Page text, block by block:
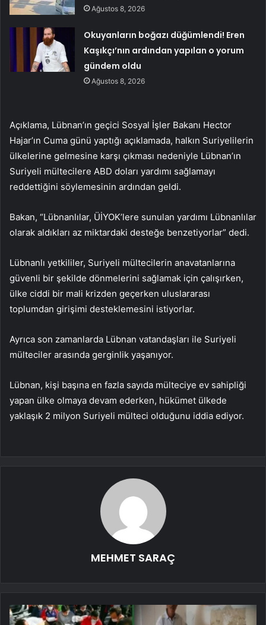
Ağustos 8, 2026
Okuyanların boğazı düğümlendi! Eren
Kaşıkçı’nın ardından yapılan o yorum
gündem oldu
Ağustos 8, 2026
Açıklama, Lübnan’ın geçici Sosyal İşler Bakanı Hector
Hajar’ın Cuma günü yaptığı açıklamada, halkın Suriyelilerin
ülkelerine gelmesine karşı çıkması nedeniyle Lübnan’ın
Suriyeli mültecilere ABD doları yardımı sağlamayı
reddettiğini söylemesinin ardından geldi.
Bakan, “Lübnanlılar, ÜİYOK’lere sunulan yardımı Lübnanlılar
olarak aldıkları az miktardaki desteğe benzetiyorlar” dedi.
Lübnanlı yetkililer, Suriyeli mültecilerin anavatanlarına
güvenli bir şekilde dönmelerini sağlamak için çalışırken,
ülke ciddi bir mali krizden geçerken uluslararası
toplumdan girişimi desteklemesini istiyorlar.
Ayrıca son zamanlarda Lübnan vatandaşları ile Suriyeli
mülteciler arasında gerginlik yaşanıyor.
Lübnan, kişi başına en fazla sayıda mülteciye ev sahipliği
yapan ülke olmaya devam ederken, hükümet ülkede
yaklaşık 2 milyon Suriyeli mülteci olduğunu iddia ediyor.
MEHMET SARAÇ